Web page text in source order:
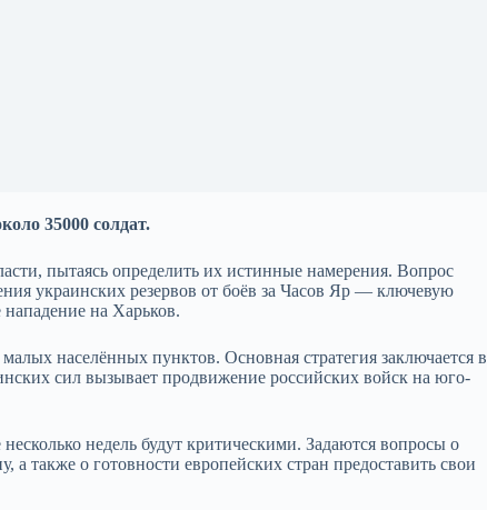
35000 солдат.
пытаясь определить их истинные намерения. Вопрос
украинских резервов от боёв за Часов Яр — ключевую
на Харьков.
населённых пунктов. Основная стратегия заключается в
сил вызывает продвижение российских войск на юго-
недель будут критическими. Задаются вопросы о
также о готовности европейских стран предоставить свои